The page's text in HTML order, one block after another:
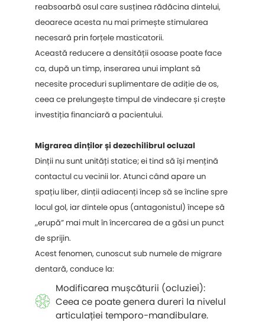
reabsoarbă osul care susținea rădăcina dintelui,
deoarece acesta nu mai primește stimularea
necesară prin forțele masticatorii.
Această reducere a densității osoase poate face
ca, după un timp, inserarea unui implant să
necesite proceduri suplimentare de adiție de os,
ceea ce prelungește timpul de vindecare și crește
investiția financiară a pacientului.
Migrarea dinților și dezechilibrul ocluzal
Dinții nu sunt unități statice; ei tind să își mențină
contactul cu vecinii lor. Atunci când apare un
spațiu liber, dinții adiacenți încep să se încline spre
locul gol, iar dintele opus (antagonistul) începe să
„erupă” mai mult în încercarea de a găsi un punct
de sprijin.
Acest fenomen, cunoscut sub numele de migrare
dentară, conduce la:
Modificarea mușcăturii (ocluziei):
Ceea ce poate genera dureri la nivelul
articulației temporo-mandibulare.